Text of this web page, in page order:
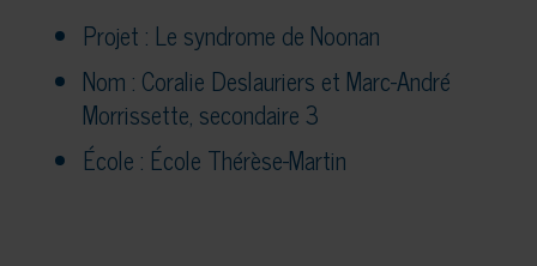
Projet : Le syndrome de Noonan
Nom : Coralie Deslauriers et Marc-André
Morrissette, secondaire 3
École : École Thérèse-Martin